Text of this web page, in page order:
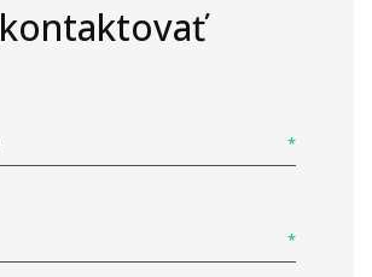
kontaktovať